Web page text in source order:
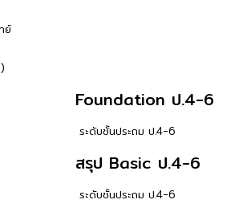
ย์
Foundation ป.4-6
ระดับชั้นประถม ป.4-6
สรุป Basic ป.4-6
ระดับชั้นประถม ป.4-6